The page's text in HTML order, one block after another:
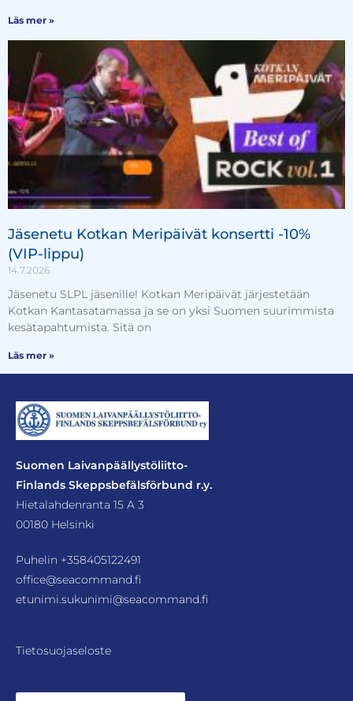
Läs mer »
Jäsenetu Kotkan Meripäivät konsertti -10%
(VIP-lippu)
14.7.2026
Jäsenetu SLPL jäsenille! Kotkan Meripäivät järjestetään
Kotkan Kantasatamassa ja se on yksi Suomen suurimmista
kesätapahtumista. Sitä on
Läs mer »
Suomen Laivanpäällystöliitto-
Finlands Skeppsbefälsförbund r.y.
Hietalahdenranta 15 A 3
00180 Helsinki
Puhelin +358405122491
office@seacommand.fi
etunimi.sukunimi@seacommand.fi
Tietosuojaseloste